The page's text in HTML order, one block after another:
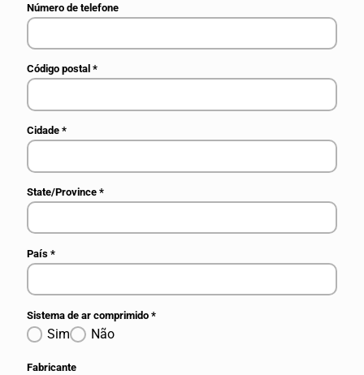
Número de telefone
Código postal*
Cidade*
State/Province*
País*
Sistema de ar comprimido*
Sim Não
Fabricante